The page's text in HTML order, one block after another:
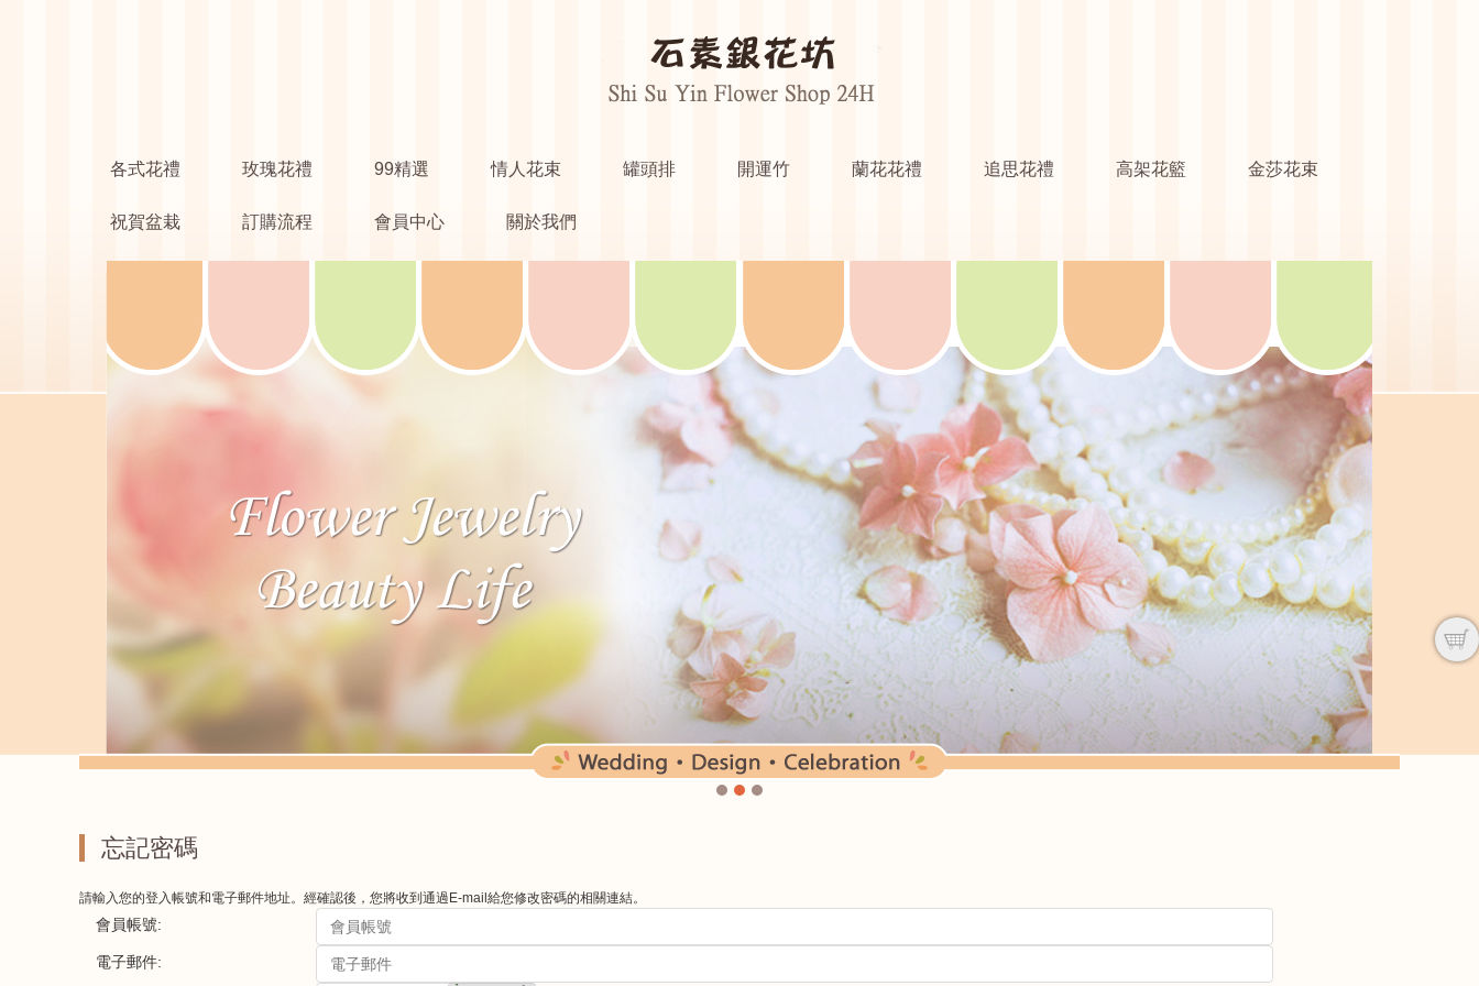
各式花禮 玫瑰花禮 99精選 情人花束 罐頭排 開運竹 蘭花花禮 追思花禮 高架花籃 金莎花束
祝賀盆栽 訂購流程 會員中心 關於我們
忘記密碼
請輸入您的登入帳號和電子郵件地址。經確認後，您將收到通過E-mail給您修改密碼的相關連結。
會員帳號:
電子郵件: